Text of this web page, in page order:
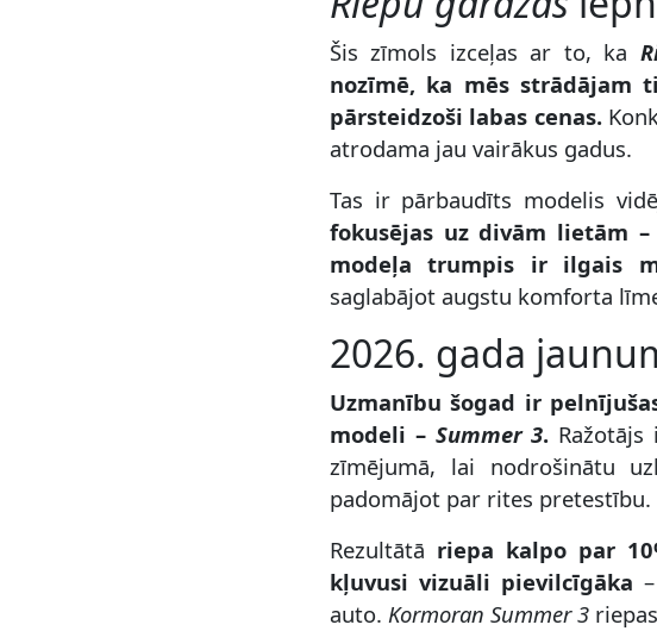
Šis zīmols izceļas ar to, ka
nozīmē, ka mēs strādājam
pārsteidzoši labas cenas.
atrodama jau vairākus gadus.
Tas ir pārbaudīts modelis
fokusējas uz divām lietām
modeļa trumpis ir ilgais
saglabājot augstu komforta
2026. gada
Uzmanību šogad ir
modeli – Summer 3.
zīmējumā, lai nodrošinātu
padomājot par rites pretestību.
Rezultātā riepa kalpo par
kļuvusi vizuāli pievilcīgāka
auto. Kormoran Summer 3